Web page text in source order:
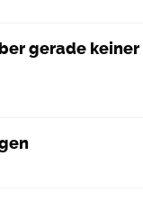
gerade keiner